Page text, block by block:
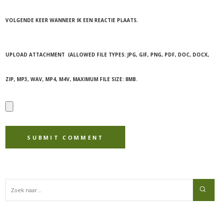
VOLGENDE KEER WANNEER IK EEN REACTIE PLAATS.
UPLOAD ATTACHMENT (ALLOWED FILE TYPES: JPG, GIF, PNG, PDF, DOC, DOCX,
ZIP, MP3, WAV, MP4, M4V, MAXIMUM FILE SIZE: 8MB.